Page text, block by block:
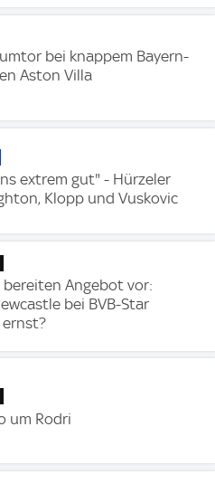
bei knappem Bayern-
Aston Villa
extrem gut" - Hürzeler
Klopp und Vuskovic
bereiten Angebot vor:
bei BVB-Star
ernst?
um Rodri